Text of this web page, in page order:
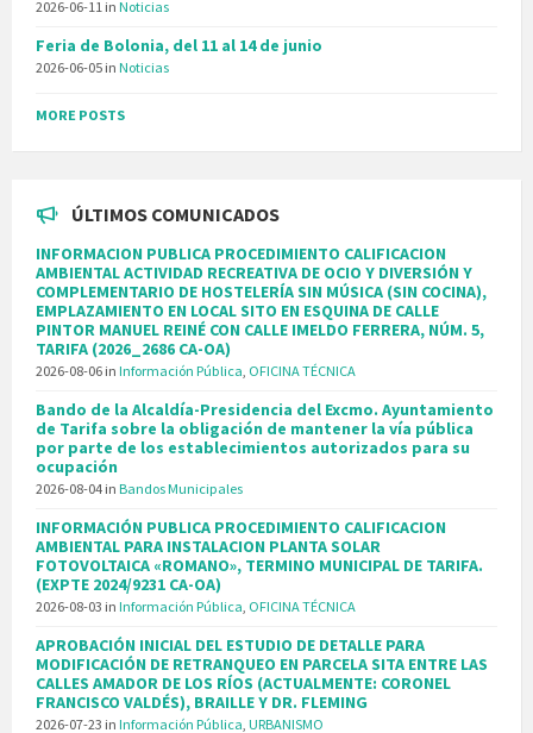
2026-06-11 in Noticias
Feria de Bolonia, del 11 al 14 de junio
2026-06-05 in Noticias
MORE POSTS
ÚLTIMOS COMUNICADOS
INFORMACION PUBLICA PROCEDIMIENTO CALIFICACION
AMBIENTAL ACTIVIDAD RECREATIVA DE OCIO Y DIVERSIÓN Y
COMPLEMENTARIO DE HOSTELERÍA SIN MÚSICA (SIN COCINA),
EMPLAZAMIENTO EN LOCAL SITO EN ESQUINA DE CALLE
PINTOR MANUEL REINÉ CON CALLE IMELDO FERRERA, NÚM. 5,
TARIFA (2026_2686 CA-OA)
2026-08-06 in Información Pública, OFICINA TÉCNICA
Bando de la Alcaldía-Presidencia del Excmo. Ayuntamiento
de Tarifa sobre la obligación de mantener la vía pública
por parte de los establecimientos autorizados para su
ocupación
2026-08-04 in Bandos Municipales
INFORMACIÓN PUBLICA PROCEDIMIENTO CALIFICACION
AMBIENTAL PARA INSTALACION PLANTA SOLAR
FOTOVOLTAICA «ROMANO», TERMINO MUNICIPAL DE TARIFA.
(EXPTE 2024/9231 CA-OA)
2026-08-03 in Información Pública, OFICINA TÉCNICA
APROBACIÓN INICIAL DEL ESTUDIO DE DETALLE PARA
MODIFICACIÓN DE RETRANQUEO EN PARCELA SITA ENTRE LAS
CALLES AMADOR DE LOS RÍOS (ACTUALMENTE: CORONEL
FRANCISCO VALDÉS), BRAILLE Y DR. FLEMING
2026-07-23 in Información Pública, URBANISMO